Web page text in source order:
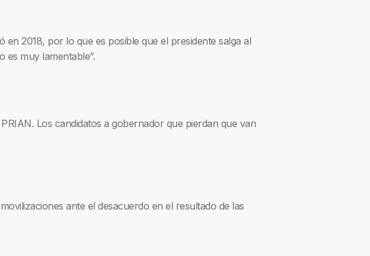
2018, por lo que es posible que el presidente salga al
es muy lamentable”.
Los candidatos a gobernador que pierdan que van
ante el desacuerdo en el resultado de las